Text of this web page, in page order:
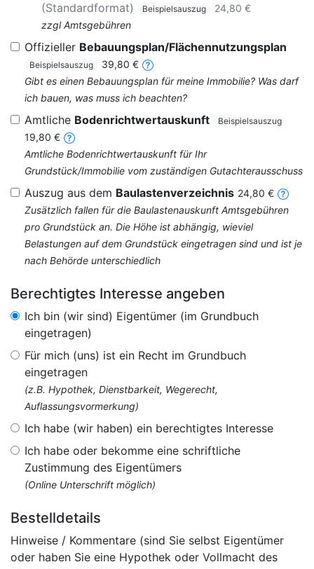
(Standardformat)
Beispielsauszug
24,80 €
zzgl Amtsgebühren
Offizieller Bebauungsplan/Flächennutzungsplan
Beispielsauszug
39,80 €
Gibt es einen Bebauungsplan für meine Immobilie? Was darf
ich bauen, was muss ich beachten?
Amtliche Bodenrichtwertauskunft Beispielsauszug
19,80 €
Amtliche Bodenrichtwertauskunft für Ihr
Grundstück/Immobilie vom zuständigen Gutachterausschuss
Auszug aus dem Baulastenverzeichnis 24,80 €
Zusätzlich fallen für die Baulastenauskunft Amtsgebühren
pro Grundstück an. Die Höhe ist abhängig, wieviel
Belastungen auf dem Grundstück eingetragen sind und ist je
nach Behörde unterschiedlich
Berechtigtes Interesse angeben
Ich bin (wir sind) Eigentümer (im Grundbuch
eingetragen)
Für mich (uns) ist ein Recht im Grundbuch
eingetragen
(z.B. Hypothek, Dienstbarkeit, Wegerecht,
Auflassungsvormerkung)
Ich habe (wir haben) ein berechtigtes Interesse
Ich habe oder bekomme eine schriftliche
Zustimmung des Eigentümers
(Online Unterschrift möglich)
Bestelldetails
Hinweise / Kommentare (sind Sie selbst Eigentümer
oder haben Sie eine Hypothek oder Vollmacht des